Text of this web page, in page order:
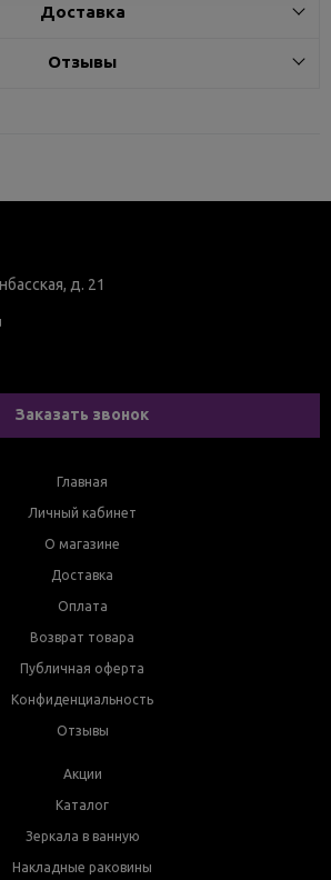
Доставка
Отзывы
д. 21
Заказать звонок
Главная
Личный кабинет
О магазине
Доставка
Оплата
Возврат товара
Публичная оферта
Конфиденциальность
Отзывы
Акции
Каталог
Зеркала в ванную
Накладные раковины